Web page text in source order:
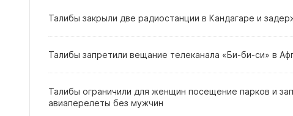
Талибы закрыли две радиостанции в Кандагаре и
Талибы запретили вещание телеканала «Би‑би‑си» в
Талибы ограничили для женщин посещение парков и
авиаперелеты без мужчин